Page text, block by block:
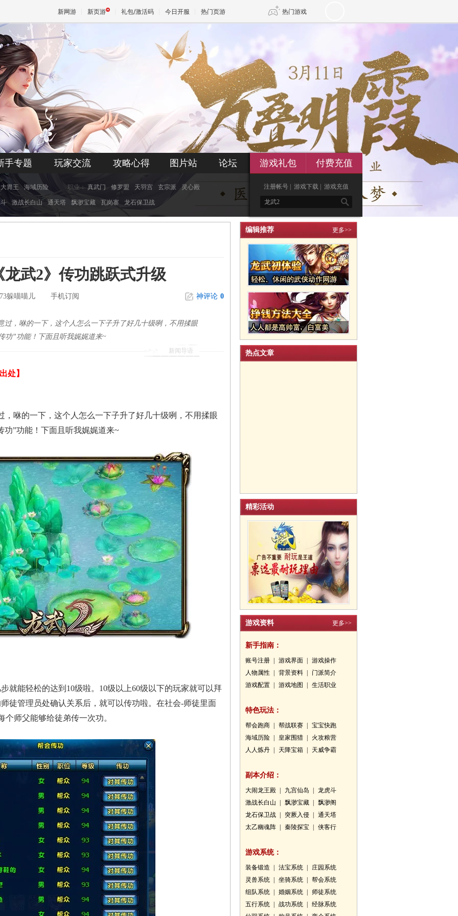
新网游 新页游 礼包/激活码 今日开服 热门页游 热门游戏
DNF
天堂 剑网3旗舰版 新天龙八部
王权与自由 诛仙世界 新仙侠5
手专题 玩家交流 攻略心得 图片站 论坛
大胃王 海域历险 职业： 真武门 修罗盟 天羽宫 玄宗派 灵心殿
激战长白山 通天塔 飘渺宝藏 瓦岗寨 龙石保卫战
游戏礼包 付费充值
注册帐号 游戏下载 游戏充值

武2》传功跳跃式升级
躲喵喵儿 手机订阅 神评论 0
新闻导语
过，咻的一下，这个人怎么一下子升了好几十级咧，不用揉眼
功”功能！下面且听我娓娓道来~
处】
咻的一下，这个人怎么一下子升了好几十级咧，不用揉眼
功”功能！下面且听我娓娓道来~
能轻松的达到10级啦。10级以上60级以下的玩家就可以拜
徒管理员处确认关系后，就可以传功啦。在社会-师徒里面
师父能够给徒弟传一次功。
编辑推荐 更多>>
热点文章
精彩活动
游戏资料 更多>>
新手指南：
账号注册 游戏界面
游戏操作
人物属性
背景资料
门派简介
游戏配置
游戏地图 生活职业
特色玩法：
帮会跑商 帮战联赛
宝宝快跑
海域历险
皇家围猎
火攻粮营
人人炼丹
天降宝箱 天威争霸
副本介绍：
大闹龙王殿 九宫仙岛
龙虎斗
激战长白山
飘渺宝藏
飘渺阁
龙石保卫战
突厥入侵
通天塔
太乙幽魂阵
秦陵探宝 侠客行
游戏系统：
装备锻造 法宝系统
庄园系统
灵兽系统
坐骑系统
帮会系统
组队系统
婚姻系统
师徒系统
五行系统
战功系统
经脉系统